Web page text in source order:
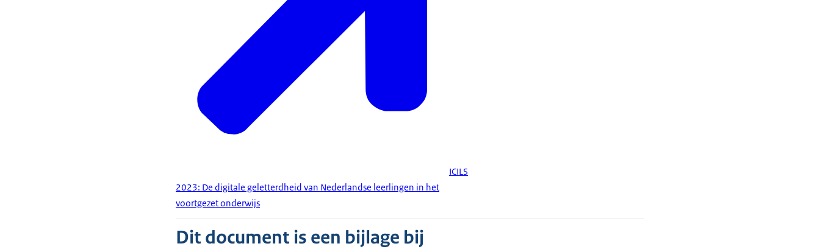
ICILS
2023: De digitale geletterdheid van Nederlandse leerlingen in het
voortgezet onderwijs
Dit document is een bijlage bij